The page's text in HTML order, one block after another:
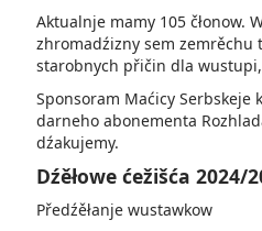
Aktualnje mamy 105 čłonow.
zhromadźizny sem zemrěchu
starobnych přičin dla
Sponsoram Maćicy Serbskeje
darneho abonementa
dźakujemy.
Dźěłowe ćežišća 2024/
Předźěłanje wustawkow